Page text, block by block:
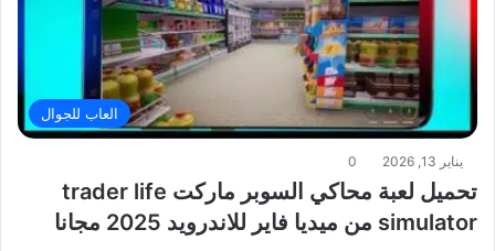
العاب للجوال
يناير 13, 2026 0
تحميل لعبة محاكي السوبر ماركت trader life
simulator من ميديا فاير للاندرويد 2025 مجانا